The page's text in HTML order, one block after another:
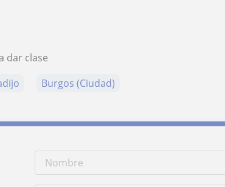
dar clase
Burgos (Ciudad)